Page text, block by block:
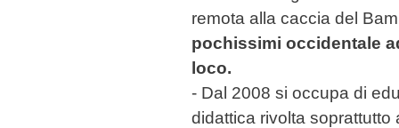
remota alla caccia del
pochissimi occidentale
loco.
- Dal 2008 si occupa di
didattica rivolta soprattutto